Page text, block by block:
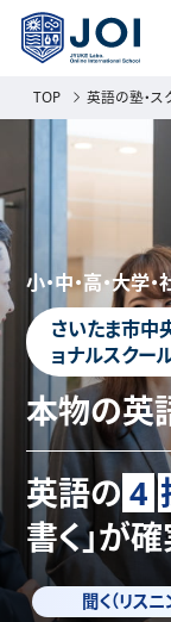
TOP 英語の塾・ス
小・中・高・大学
さいたま市中
ョナルスクー
本物の英
英語の 4
書く」が確
聞く（リスニ